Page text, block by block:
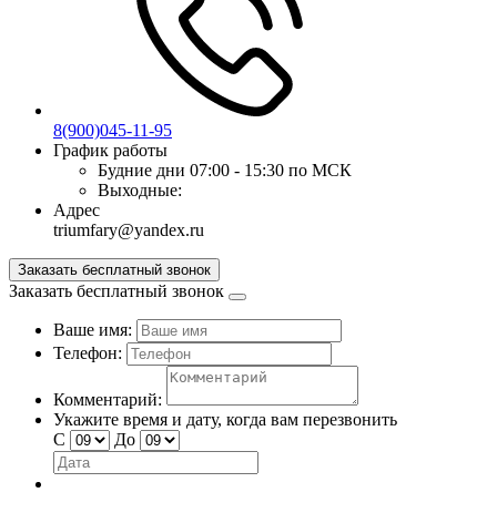
8(900)045-11-95
График работы
Будние дни 07:00 - 15:30 по МСК
Выходные:
Адрес
triumfary@yandex.ru
Заказать бесплатный звонок
Заказать бесплатный звонок
Ваше имя:
Телефон:
Комментарий:
Укажите время и дату, когда вам перезвонить
С
До